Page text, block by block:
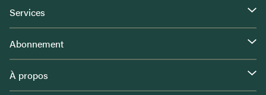
Services
Abonnement
À propos